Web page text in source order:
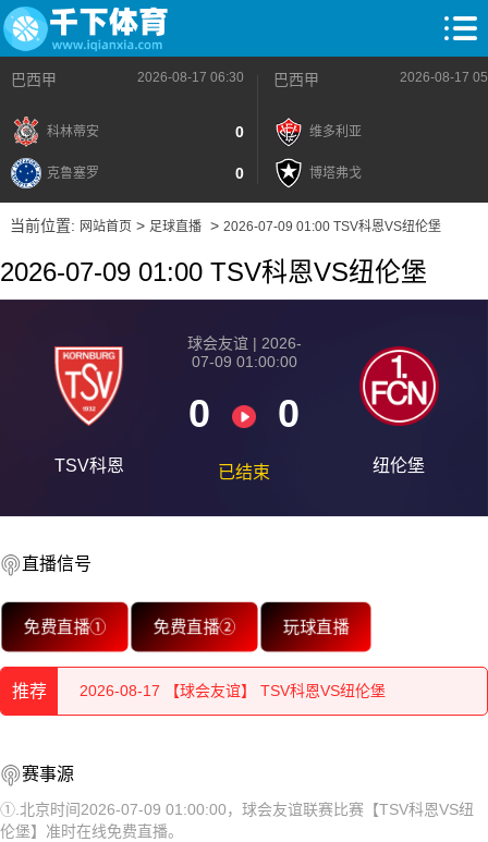
巴西甲 2026-08-17 06:30
科林蒂安 0
克鲁塞罗 0
巴西甲 2026-08-17
维多利亚
博塔弗戈
当前位置: 网站首页> 足球直播> 2026-07-09 01:00 TSV科恩VS纽伦堡
2026-07-09 01:00 TSV科恩VS纽伦堡
TSV科恩
球会友谊 | 2026-
07-09 01:00:00
0 0
已结束 纽伦堡
直播信号
免费直播① 免费直播② 玩球直播
推荐
2026-08-17 【球会友谊】 TSV科恩VS纽伦堡
2026-08-17 【球会友谊】 TSV科恩VS纽伦堡
2026-08-17 【球会友谊】 TSV科恩VS纽伦堡
2026-08-17 【球会友谊】 TSV科恩VS纽伦堡
2026-08-17 【球会友谊】 TSV科恩VS纽伦堡
赛事源
①.北京时间2026-07-09 01:00:00，球会友谊联赛比赛【TSV科恩VS纽
伦堡】准时在线免费直播。